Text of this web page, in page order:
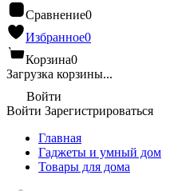
Сравнение0
Избранное0
Корзина0
Загрузка корзины...
Войти
Войти Зарегистрироваться
Главная
Гаджеты и умный дом
Товары для дома